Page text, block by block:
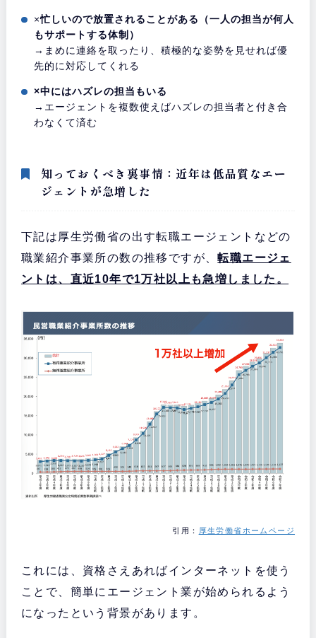
×忙しいので放置されることがある（一人の担当が何人
もサポートする体制）
→まめに連絡を取ったり、積極的な姿勢を見せれば優
先的に対応してくれる
×中にはハズレの担当もいる
→エージェントを複数使えばハズレの担当者と付き合
わなくて済む
知っておくべき裏事情：近年は低品質なエー
ジェントが急増した
下記は厚生労働省の出す転職エージェントなどの
職業紹介事業所の数の推移ですが、転職エージェ
ントは、直近10年で1万社以上も急増しました。
引用： 厚生労働省ホームページ
これには、資格さえあればインターネットを使う
ことで、簡単にエージェント業が始められるよう
になったという背景があります。